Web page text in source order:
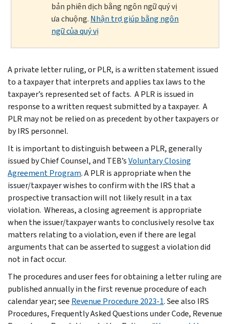
bản phiên dịch bằng ngôn ngữ quý vị
ưa chuộng. Nhận trợ giúp bằng ngôn
ngữ của quý vị
A private letter ruling, or PLR, is a written statement issued
to a taxpayer that interprets and applies tax laws to the
taxpayer’s represented set of facts. A PLR is issued in
response to a written request submitted by a taxpayer. A
PLR may not be relied on as precedent by other taxpayers or
by IRS personnel.
It is important to distinguish between a PLR, generally
issued by Chief Counsel, and TEB’sVoluntary Closing
Agreement Program. A PLR is appropriate when the
issuer/taxpayer wishes to confirm with the IRS that a
prospective transaction will not likely result in a tax
violation. Whereas, a closing agreement is appropriate
when the issuer/taxpayer wants to conclusively resolve tax
matters relating to a violation, even if there are legal
arguments that can be asserted to suggest a violation did
not in fact occur.
The procedures and user fees for obtaining a letter ruling are
published annually in the first revenue procedure of each
calendar year; see Revenue Procedure 2023-1. See also IRS
Procedures, Frequently Asked Questions under Code, Revenue